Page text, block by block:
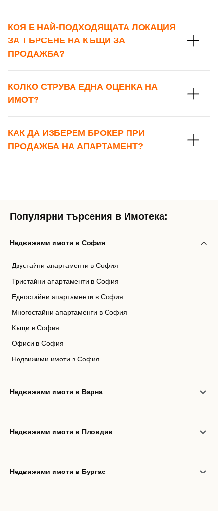
КОЯ Е НАЙ-ПОДХОДЯЩАТА ЛОКАЦИЯ
ЗА ТЪРСЕНЕ НА КЪЩИ ЗА
ПРОДАЖБА?
КОЛКО СТРУВА ЕДНА ОЦЕНКА НА
ИМОТ?
КАК ДА ИЗБЕРЕМ БРОКЕР ПРИ
ПРОДАЖБА НА АПАРТАМЕНТ?
Популярни търсения в Имотека:
Недвижими имоти в София
Двустайни апартаменти в София
Тристайни апартаменти в София
Едностайни апартаменти в София
Многостайни апартаменти в София
Къщи в София
Офиси в София
Недвижими имоти в София
Недвижими имоти в Варна
Недвижими имоти в Пловдив
Недвижими имоти в Бургас